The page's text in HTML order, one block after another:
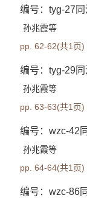
编号：tyg-27
孙兆霞等
pp. 62-62(共1页)
编号：tyg-29
孙兆霞等
pp. 63-63(共1页)
编号：wzc-42
孙兆霞等
pp. 64-64(共1页)
编号：wzc-86